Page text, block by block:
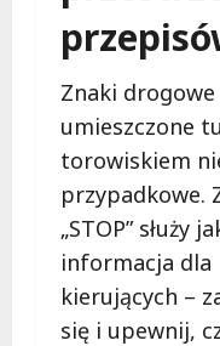
Znaki drogowe
umieszczone
torowiskiem
przypadkowe.
„STOP” służy
informacja dla
kierujących –
się i upewnij,